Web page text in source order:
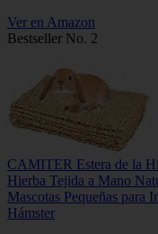
Ver en Amazon
Bestseller No. 2
CAMITER Estera de la
Hierba Tejida a Mano
Mascotas Pequeñas para
Hámster